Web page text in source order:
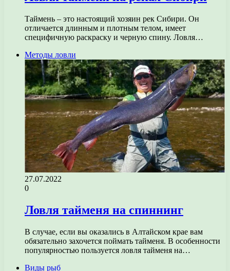
Таймень – это настоящий хозяин рек Сибири. Он
отличается длинным и плотным телом, имеет
специфичную раскраску и черную спину. Ловля…
Методы ловли
27.07.2022
0
Ловля тайменя на спиннинг
В случае, если вы оказались в Алтайском крае вам
обязательно захочется поймать тайменя. В особенности
популярностью пользуется ловля тайменя на…
Виды рыб